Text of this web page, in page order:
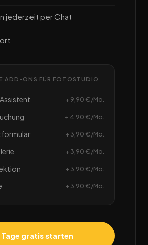
jederzeit per Chat
ADD-ONS FÜR FOTOSTUDIO
+ 9,90 €/Mo.
+ 4,90 €/Mo.
+ 3,90 €/Mo.
+ 3,90 €/Mo.
+ 3,90 €/Mo.
+ 3,90 €/Mo.
Tage gratis starten